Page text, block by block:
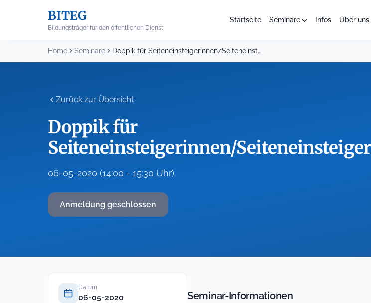
BITEG
Bildungsträger für den öffentlichen Dienst
Startseite Seminare Infos Über uns
Home Seminare Doppik für Seiteneinsteigerinnen/Seiteneinsteiger
Zurück zur Übersicht
Doppik für
Seiteneinsteigerinnen/Seiteneinsteiger
06-05-2020 (14:00 - 15:30 Uhr)
Anmeldung geschlossen
Datum
06-05-2020 Seminar-Informationen